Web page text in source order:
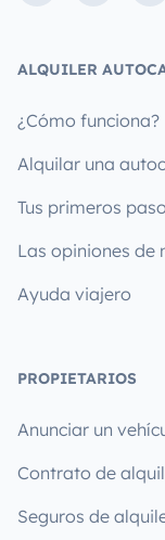
ALQUILER
¿Cómo funciona?
Alquilar una
Tus primeros
Las opiniones de
Ayuda viajero
PROPIETARIOS
Anunciar un
Contrato de
Seguros de